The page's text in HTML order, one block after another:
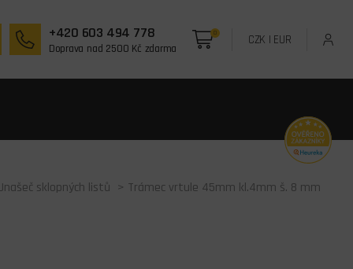
+420 603 494 778
Doprava nad 2500 Kč zdarma
0 CZK | EUR
sklopných listů > Trámec vrtule 45mm kl.4mm š. 8 mm